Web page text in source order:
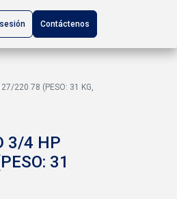
Contáctenos
220 78 (PESO: 31 KG,
3/4 HP
31